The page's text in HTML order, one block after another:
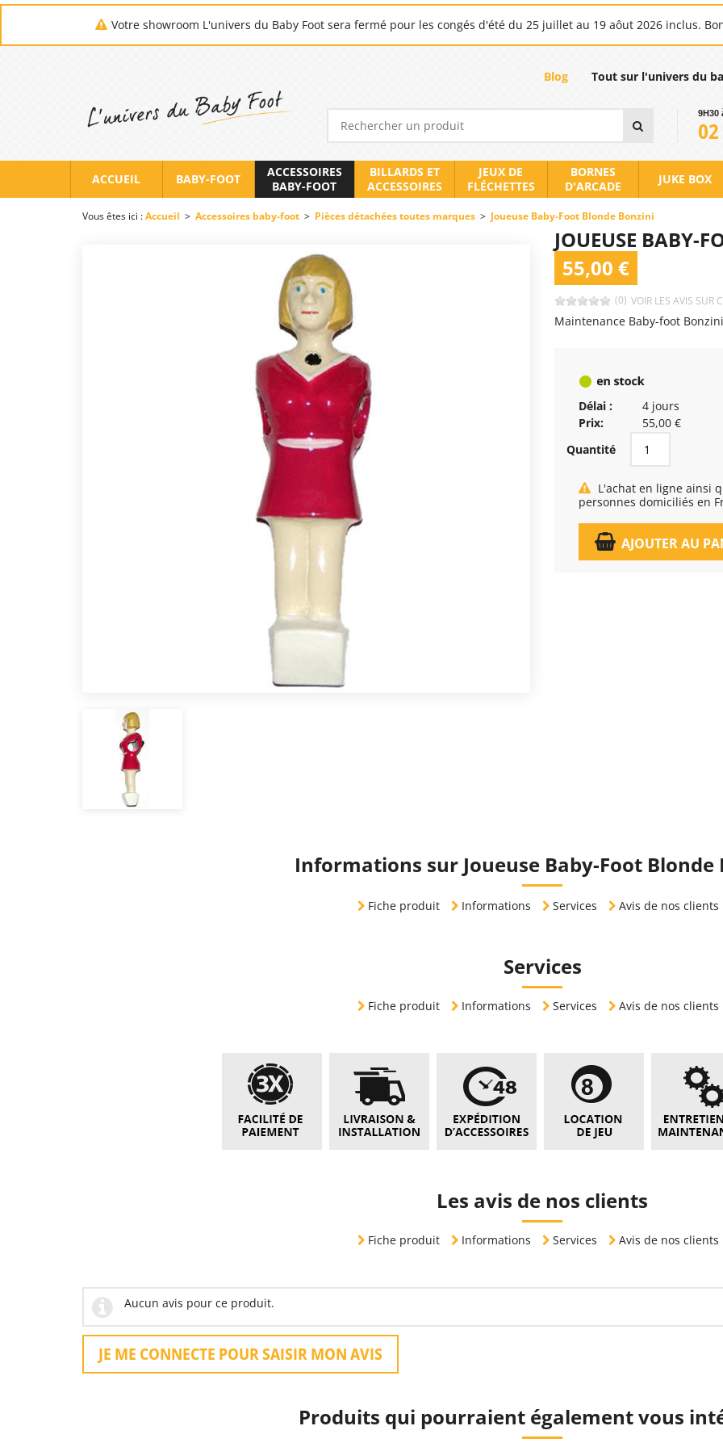
Votre showroom L'univers du Baby Foot sera fermé pour les congés d'été du 25 juillet au 19 aôut 2026 inclus.
Blog Tout sur l'univers du
9H30
ACCUEIL BABY-FOOT
ACCESSOIRES
BABY-FOOT
BILLARDS ET
ACCESSOIRES
JEUX DE
FLÉCHETTES
BORNES
D'ARCADE
JUKE BOX
Vous êtes ici :Accueil > Accessoires baby-foot > Pièces détachées toutes marques > Joueuse Baby-Foot Blonde Bonzini
JOUEUSE BABY-
55,00 €
(0) VOIR LES AVIS SUR
Maintenance Baby-foot Bonzini
Délai :
4 jours
Prix:
55,00 €
Quantité
personnes domiciliés en
AJOUTER AU
Informations sur Joueuse Baby-Foot Blonde
Fiche produit Informations Services Avis de nos clients
Services
Fiche produit Informations Services Avis de nos clients
Les avis de nos clients
Fiche produit Informations Services Avis de nos clients
Aucun avis pour ce produit.
JE ME CONNECTE POUR SAISIR MON AVIS
Produits qui pourraient également vous